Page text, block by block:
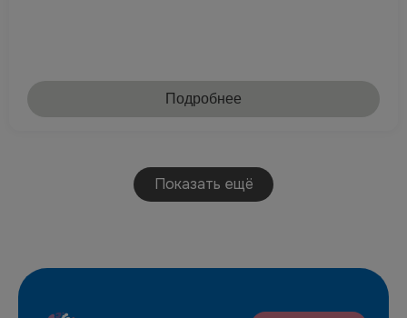
Подробнее
Показать ещё